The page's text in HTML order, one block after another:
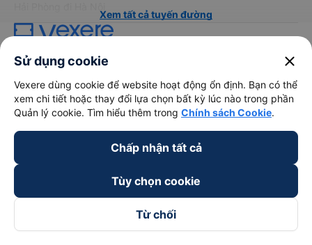
Xem tất cả tuyến đường
keyboard_arrow_down
Về chúng tôi
keyboard_arrow_down
Hỗ trợ
Sử dụng cookie close
Vexere dùng cookie để website hoạt động ổn định. Bạn có thể
xem chi tiết hoặc thay đổi lựa chọn bất kỳ lúc nào trong phần
Quản lý cookie. Tìm hiểu thêm trong Chính sách Cookie.
Chấp nhận tất cả
Tùy chọn cookie
Từ chối